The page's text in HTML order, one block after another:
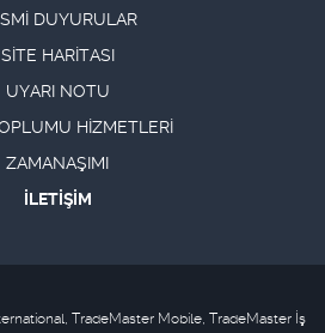
DUYURULAR
SİTE HARİTASI
UYARI NOTU
HİZMETLERİ
ZAMANAŞIMI
İLETİŞİM
TradeMaster Mobile, TradeMaster İş